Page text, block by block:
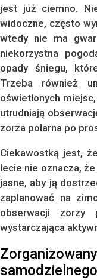
jest już ciemno.
widoczne, często
wtedy nie ma
niekorzystna
opady śniegu,
Trzeba również
oświetlonych
utrudniają
zorza polarna po
Ciekawostką jest,
lecie nie oznacza,
jasne, aby ją
zaplanować na
obserwacji zorzy
wystarczająca